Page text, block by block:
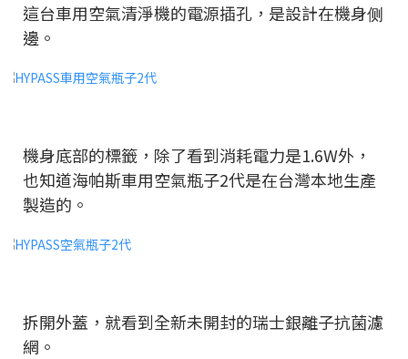
這台車用空氣清淨機的電源插孔，是設計在機身侧
邊。
機身底部的標籤，除了看到消耗電力是1.6W外，
也知道海帕斯車用空氣瓶子2代是在台灣本地生產
製造的。
拆開外蓋，就看到全新未開封的瑞士銀離子抗菌濾
網。